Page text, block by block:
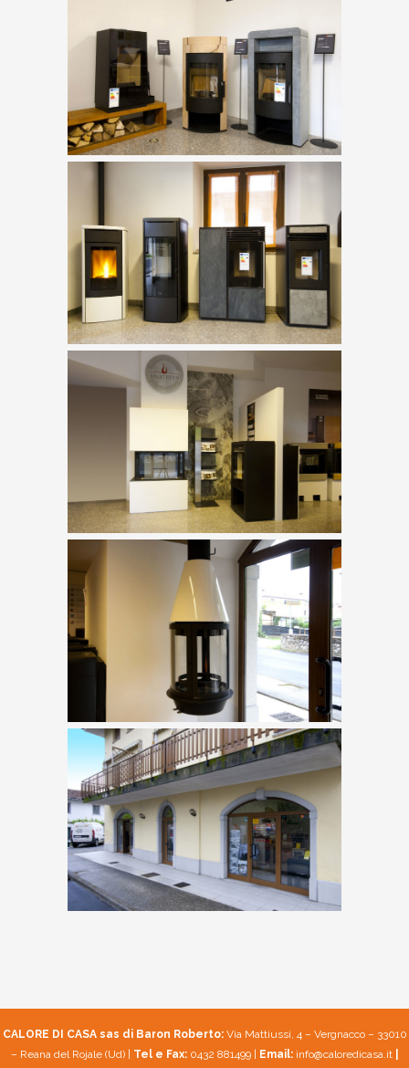
CALORE DI CASA sas di Baron Roberto: Via Mattiussi, 4 – Vergnacco – 33010
– Reana del Rojale (Ud) |
Tel e Fax:0432 881499 | Email: info@caloredicasa.it